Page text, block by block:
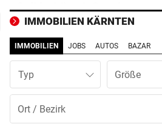
Solidarität mit Spanien
Wo Sie Tutanchamun
„treffen“ können
NÄCHTLICHE RETTUNG vor
Bergsteiger (38) verirrte
IMMOBILIEN KÄRNTEN
IMMOBILIEN JOBS AUTOS BAZAR
Typ